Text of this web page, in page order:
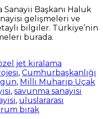
Sanayii Başkanı Haluk
gelişmeleri ve
bilgiler. Türkiye’nin
burada.
jet kiralama
, Cumhurbaşkanlığı
, Milli Muharip Uçak
, savunma sanayisi
, uluslararası
bırak